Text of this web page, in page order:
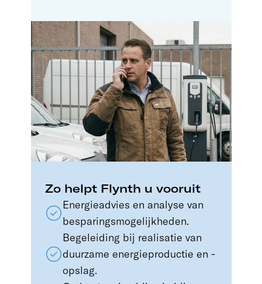
Zo helpt Flynth u vooruit
Energieadvies en analyse van
besparingsmogelijkheden.
Begeleiding bij realisatie van
duurzame energieproductie en -
opslag.